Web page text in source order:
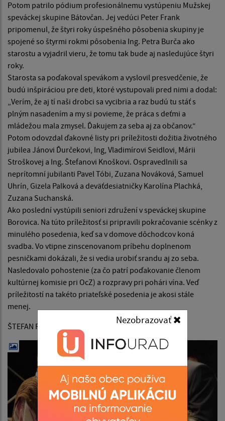
Nezobrazovať
Potom patrilo pódium profesionálnemu vystúpeniu Mužskej
speváckej skupine Bátovčan. Jej vedúci Peter Frank
pripomenul, že štyri roky úspešného pôsobenia skupiny je
spojené so štyrmi rokmi pôsobenia Ing. Petra Burča ako
starostu a vyjadril vieru, že tomu tak bude aj nasledujúce štyri
roky.
Starosta sa poďakoval spevákom a vyslovil presvedčenie, že
budú inšpiráciou pre deti, ktoré vystupovali pred nimi a dodal:
„Verím, že aj tí naši drobci sa vycibria a raz budú tu stáť s
plným nasadením a my si povieme, že práca s deťmi a
mládežou mala zmysel. Ďakujem za seba aj za občanov.“
Potom odovzdal ďakovné listy pri príležitosti dožitia životného
jubilea Jánovi Ďurčekovi, Ing, Vladimírovi Seidlovi, Márii
Stroškovej a Ing. Štefanovi Knoškovi. Ospravedlnili sa
neprítomní jubilanti Pavel Tóbi, Zuzana Nováková, Samuel
Uhrín, Gizela Palková a deväťdesiatničky Karolína Plachká,
Zuzana Suchanská.
Ako poslední vystúpili seniori združení v speváckej skupine
Borovica. Na túto príležitosť si pripravili pokračovanie scénky z
minulého posedenia, keď sa v domove dôchodcov koná
svadba. Vo vtipne zinscenovanom príbehu doplnenom
pesničkami dokázali, že si vedia urobiť srandu aj zo seba.
Nasledovalo pohostenie (za čo patrí poďakovanie členom
kultúrnej komisie pri OcZ) a rozpravy pri pohári vína. Veď
príležitostí na takéto priateľské posedenia je akosi stále
menej.
ŠTEFAN RÁCHELA